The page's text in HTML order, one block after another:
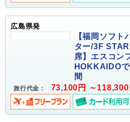
広島県発
【福岡ソフト
ター/3F
席】エスコン
HOKKAIDO
間
旅行代金： 73,100円 ～118,300